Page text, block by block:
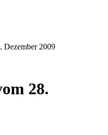
Dezember 2009
28.